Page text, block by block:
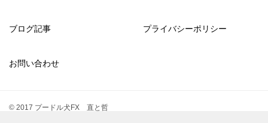
ブログ記事 プライバシーポリシー
お問い合わせ
© 2017 プードル犬FX 直と哲